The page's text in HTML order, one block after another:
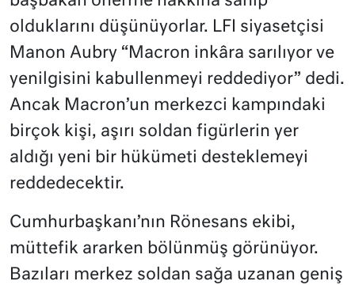
olduklarını düşünüyorlar. LFI siyasetçisi
Manon Aubry “Macron inkâra sarılıyor ve
yenilgisini kabullenmeyi reddediyor” dedi.
Ancak Macron’un merkezci kampındaki
birçok kişi, aşırı soldan figürlerin yer
aldığı yeni bir hükümeti desteklemeyi
reddedecektir.
Cumhurbaşkanı’nın Rönesans ekibi,
müttefik ararken bölünmüş görünüyor.
Bazıları merkez soldan sağa uzanan geniş